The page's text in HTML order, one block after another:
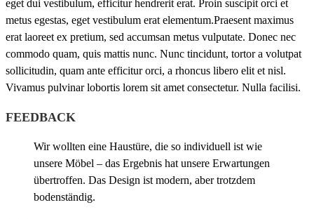
eget dui vestibulum, efficitur hendrerit erat. Proin suscipit orci et
metus egestas, eget vestibulum erat elementum.Praesent maximus
erat laoreet ex pretium, sed accumsan metus vulputate. Donec nec
commodo quam, quis mattis nunc. Nunc tincidunt, tortor a volutpat
sollicitudin, quam ante efficitur orci, a rhoncus libero elit et nisl.
Vivamus pulvinar lobortis lorem sit amet consectetur. Nulla facilisi.
FEEDBACK
Wir wollten eine Haustüre, die so individuell ist wie
unsere Möbel – das Ergebnis hat unsere Erwartungen
übertroffen. Das Design ist modern, aber trotzdem
bodenständig.